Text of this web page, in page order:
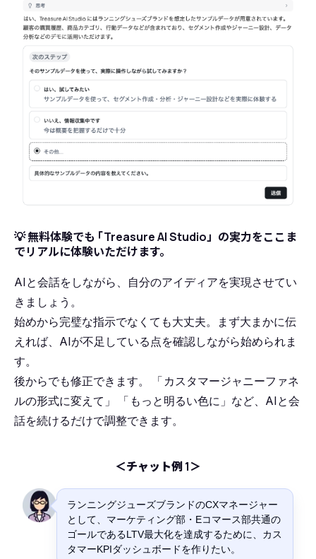
💡無料体験でも 「Treasure AI Studio」の実力をここま
でリアルに体験いただけます。
AIと会話をしながら、自分のアイディアを実現させてい
きましょう。
始めから完璧な指示でなくても大丈夫。まず大まかに伝
えれば、AIが不足している点を確認しながら始められま
す。
後からでも修正できます。
「 カスタマージャニーファネ
ルの形式に変えて」
「 もっと明るい色に」など、AIと会
話を続けるだけで調整できます。
＜チャット例 1＞
ランニングジューズブランドのCXマネージャー
として、マーケティング部・Eコマース部共通の
ゴールであるLTV最大化を達成するために、カス
タマーKPIダッシュボードを作りたい。